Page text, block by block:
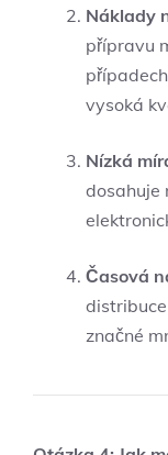
Náklady
přípravu
vysoká
Nízká
dosahuje
Časová
značné